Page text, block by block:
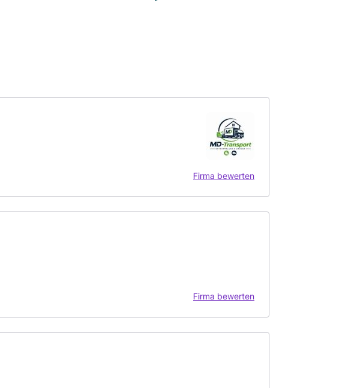
Firma bewerten
Firma bewerten